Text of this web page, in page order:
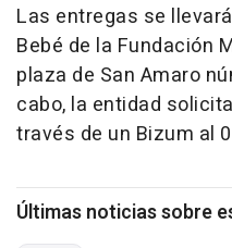
Las entregas se
Bebé de la Fundación
plaza de San Amaro
cabo, la entidad
través de un Bizum al
Últimas noticias sobre